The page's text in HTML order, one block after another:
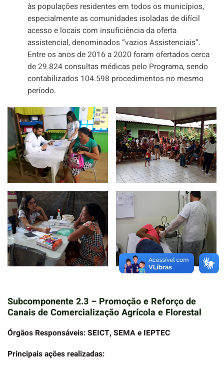
às populações residentes em todos os municípios,
especialmente as comunidades isoladas de difícil
acesso e locais com insuficiência da oferta
assistencial, denominados “vazios Assistenciais”.
Entre os anos de 2016 a 2020 foram ofertados cerca
de 29.824 consultas médicas pelo Programa, sendo
contabilizados 104.598 procedimentos no mesmo
período.
Subcomponente 2.3 – Promoção e Reforço de
Canais de Comercialização Agrícola e Florestal
Órgãos Responsáveis: SEICT, SEMA e IEPTEC
Principais ações realizadas: